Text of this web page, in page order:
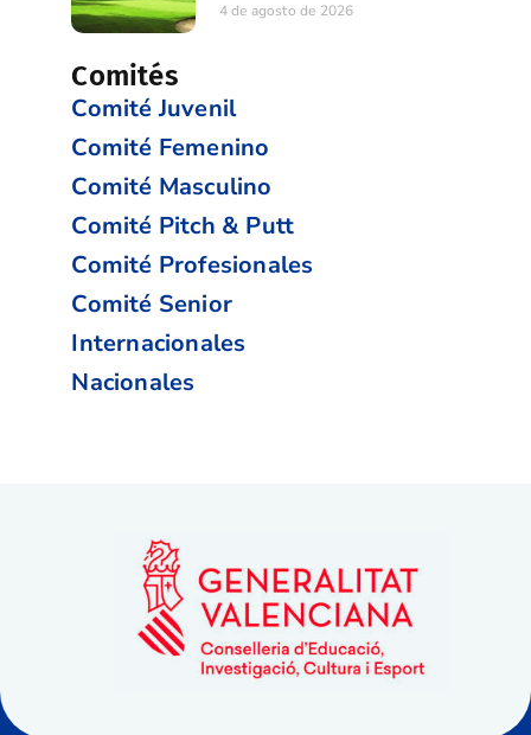
4 de agosto de 2026
Comités
Comité Juvenil
Comité Femenino
Comité Masculino
Comité Pitch & Putt
Comité Profesionales
Comité Senior
Internacionales
Nacionales